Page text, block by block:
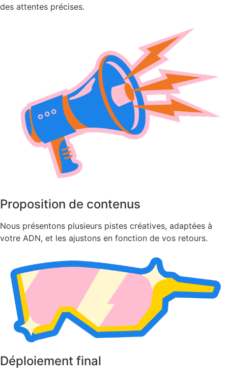
des attentes précises.
Proposition de contenus
Nous présentons plusieurs pistes créatives, adaptées à
votre ADN, et les ajustons en fonction de vos retours.
Déploiement final